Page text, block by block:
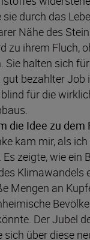
sie durch das
Nähe des
zu ihrem Fluch,
Sie halten sich
gut bezahlter Job
für die
die Idee zu dem
kam mir, als
Es zeigte, wie ein
Klimawandels
Mengen an
Der Jubel
sich über diese